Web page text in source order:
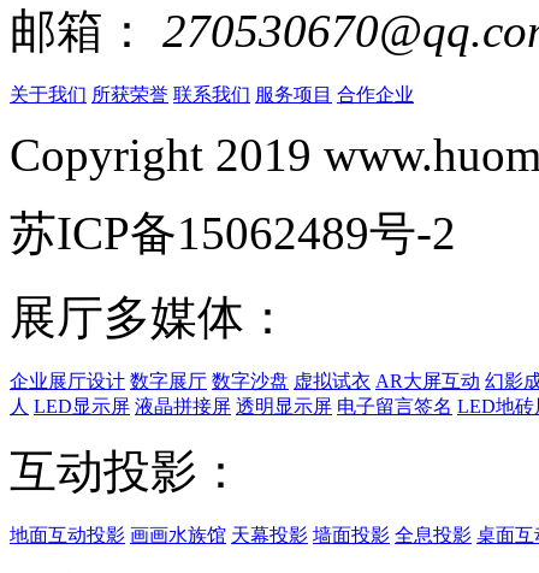
邮箱：
关于我们 所获荣誉 联系我们 服务项目 合作企业
Copyright 2019
苏ICP备15062489号-2
展厅多媒体：
企业展厅设计 数字展厅 数字沙盘 虚拟试衣 AR大屏互动 幻影
人 LED显示屏 液晶拼接屏 透明显示屏 电子留言签名 LED地砖
互动投影：
地面互动投影 画画水族馆 天幕投影 墙面投影 全息投影 桌面互